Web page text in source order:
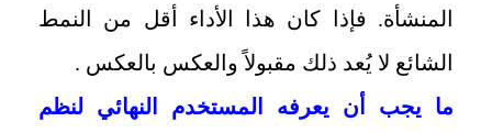
المنشأة. فإذا كان هذا الأداء أقل من النمط
الشائع لا يُعد ذلك مقبولاً والعكس بالعكس .
ما يجب أن يعرفه المستخدم النهائي لنظم